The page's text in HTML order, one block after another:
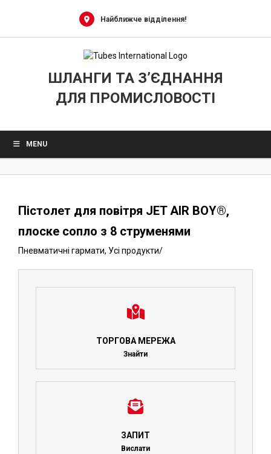
Найближче відділення!
ШЛАНГИ ТА З’ЄДНАННЯ
ДЛЯ ПРОМИСЛОВОСТІ
MENU
Пістолет для повітря JET AIR BOY®,
плоске сопло з 8 струменями
Пневматичні гармати, Усі продукти/
ТОРГОВА МЕРЕЖА
Знайти
ЗАПИТ
Вислати